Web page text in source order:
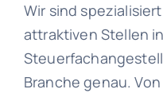
Wir sind
attraktiven Stellen
Branche genau.